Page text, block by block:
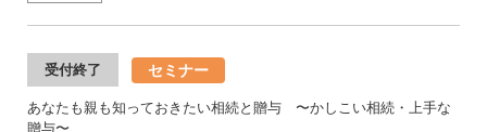
受付終了 セミナー
あなたも親も知っておきたい相続と贈与 〜かしこい相続・上手な
贈与〜